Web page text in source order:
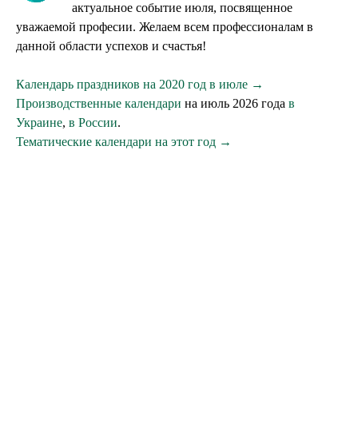
актуальное событие июля, посвященное
уважаемой професии. Желаем всем профессионалам в
данной области успехов и счастья!
Календарь праздников на 2020 год в июле →
Производственные календари на июль 2026 года в
Украине, в России.
Тематические календари на этот год →